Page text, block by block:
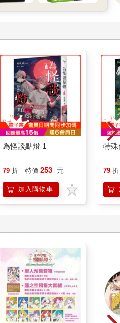
來到一場酒會的現場。
對方盛情難卻，非得參加時，大
一群圍成小圈圈的人。
什麼。
，核心人物是知名的Y。
，但仔細一看，發現了一件事。
次見面是什麼時候？」
什麼啊？」
問暖。
地開口說起話來。
「後來呢？」、「真的假
多半都是他身旁的那些人在講
家都聊得很起勁。
也圍了一群人。
樣。
若懸河地說，周圍的人都在聽。
新話題。
。
走開，最後只剩下H自己留在原
為怪談點燈 1
79 折 特價 253 元
加入購物車
特
79 折